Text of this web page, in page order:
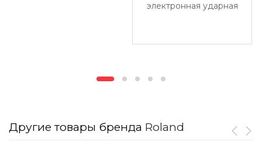
электронная ударная
Другие товары бренда Roland